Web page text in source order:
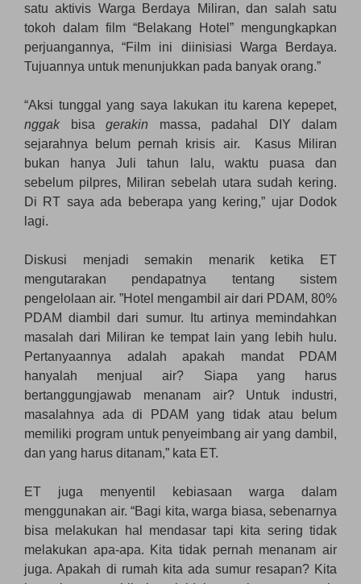
satu aktivis Warga Berdaya Miliran, dan salah satu
tokoh dalam film “Belakang Hotel” mengungkapkan
perjuangannya, “Film ini diinisiasi Warga Berdaya.
Tujuannya untuk menunjukkan pada banyak orang.”
“Aksi tunggal yang saya lakukan itu karena kepepet,
nggakbisa gerakin massa, padahal DIY dalam
sejarahnya belum pernah krisis air. Kasus Miliran
bukan hanya Juli tahun lalu, waktu puasa dan
sebelum pilpres, Miliran sebelah utara sudah kering.
Di RT saya ada beberapa yang kering,” ujar Dodok
lagi.
Diskusi menjadi semakin menarik ketika ET
mengutarakan pendapatnya tentang sistem
pengelolaan air. ”Hotel mengambil air dari PDAM, 80%
PDAM diambil dari sumur. Itu artinya memindahkan
masalah dari Miliran ke tempat lain yang lebih hulu.
Pertanyaannya adalah apakah mandat PDAM
hanyalah menjual air? Siapa yang harus
bertanggungjawab menanam air? Untuk industri,
masalahnya ada di PDAM yang tidak atau belum
memiliki program untuk penyeimbang air yang dambil,
dan yang harus ditanam,” kata ET.
ET juga menyentil kebiasaan warga dalam
menggunakan air. “Bagi kita, warga biasa, sebenarnya
bisa melakukan hal mendasar tapi kita sering tidak
melakukan apa-apa. Kita tidak pernah menanam air
juga. Apakah di rumah kita ada sumur resapan? Kita